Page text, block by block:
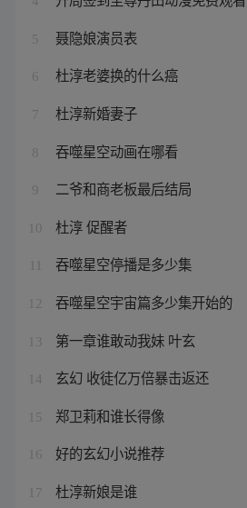
5 聂隐娘演员表
6 杜淳老婆换的什么癌
7 杜淳新婚妻子
8 吞噬星空动画在哪看
9 二爷和商老板最后结局
10 杜淳 促醒者
吞噬星空停播是多少集
12 吞噬星空宇宙篇多少集开始的
13 第一章谁敢动我妹 叶玄
14 玄幻 收徒亿万倍暴击返还
15 郑卫莉和谁长得像
16 好的玄幻小说推荐
17 杜淳新娘是谁